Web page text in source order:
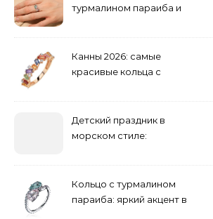
турмалином параиба и
Канны 2026: самые
красивые кольца с
Детский праздник в
морском стиле:
Кольцо с турмалином
параиба: яркий акцент в